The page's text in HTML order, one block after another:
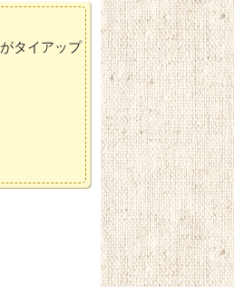
がタイアップ